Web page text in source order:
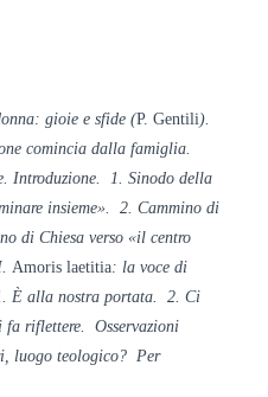
gioie e sfide (P. Gentili).
comincia dalla famiglia.
Introduzione. 1. Sinodo della
insieme». 2. Cammino di
di Chiesa verso «il centro
Amoris laetitia: la voce di
È alla nostra portata. 2. Ci
riflettere. Osservazioni
luogo teologico? Per